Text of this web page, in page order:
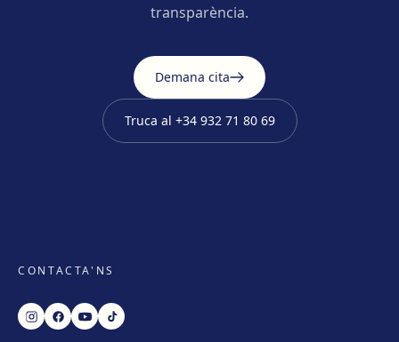
transparència.
Demana cita
Truca al +34 932 71 80 69
CONTACTA'NS